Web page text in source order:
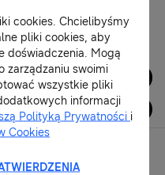
Dla Mediów
cookies. Chcielibyśmy
pliki cookies, aby
doświadczenia. Mogą
zarządzaniu swoimi
wszystkie pliki
informacji
Polityką Prywatności i
Cookies